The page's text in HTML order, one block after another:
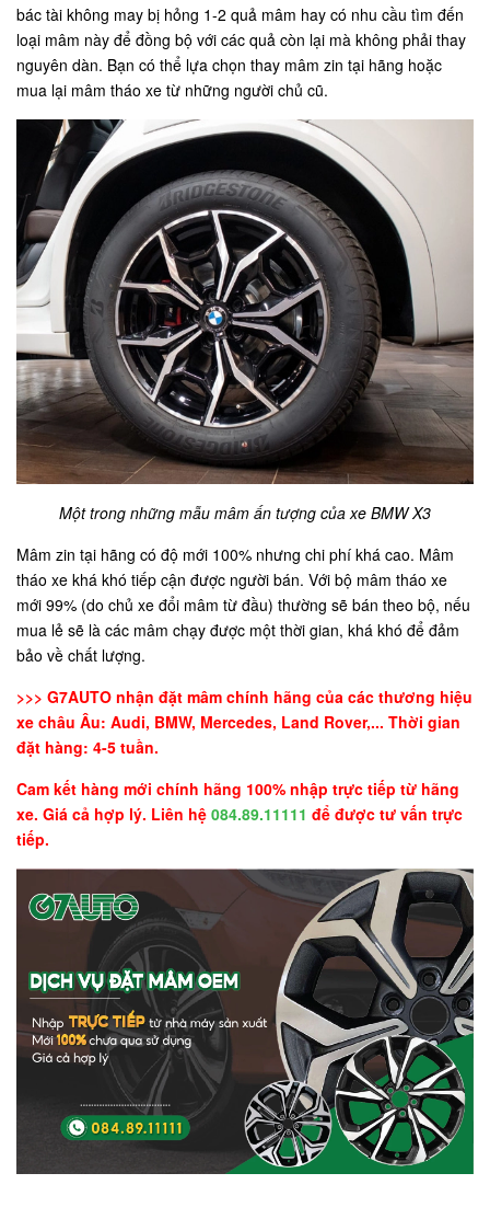
bác tài không may bị hỏng 1-2 quả mâm hay có nhu cầu tìm đến
loại mâm này để đồng bộ với các quả còn lại mà không phải thay
nguyên dàn. Bạn có thể lựa chọn thay mâm zin tại hãng hoặc
mua lại mâm tháo xe từ những người chủ cũ.
Một trong những mẫu mâm ấn tượng của xe BMW X3
Mâm zin tại hãng có độ mới 100% nhưng chi phí khá cao. Mâm
tháo xe khá khó tiếp cận được người bán. Với bộ mâm tháo xe
mới 99% (do chủ xe đổi mâm từ đầu) thường sẽ bán theo bộ, nếu
mua lẻ sẽ là các mâm chạy được một thời gian, khá khó để đảm
bảo về chất lượng.
>>> G7AUTO nhận đặt mâm chính hãng của các thương hiệu
xe châu Âu: Audi, BMW, Mercedes, Land Rover,... Thời gian
đặt hàng: 4-5 tuần.
Cam kết hàng mới chính hãng 100% nhập trực tiếp từ hãng
xe. Giá cả hợp lý. Liên hệ 084.89.11111 để được tư vấn trực
tiếp.